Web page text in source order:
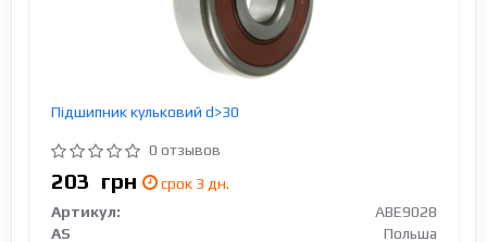
Підшипник кульковий d>30
0 отзывов
203 грн
срок 3 дн.
Артикул:
ABE9028
AS
Польша